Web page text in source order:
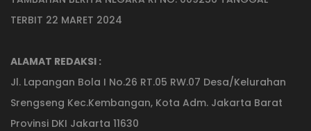
TERBIT 22 MARET 2024
ALAMAT REDAKSI :
Jl. Lapangan Bola I No.26 RT.05 RW.07 Desa/Kelurahan
Srengseng Kec.Kembangan, Kota Adm. Jakarta Barat
Provinsi DKI Jakarta 11630